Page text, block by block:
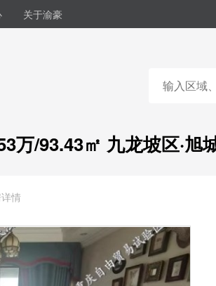
关于渝豪
万/93.43㎡ 九龙坡区·旭
情